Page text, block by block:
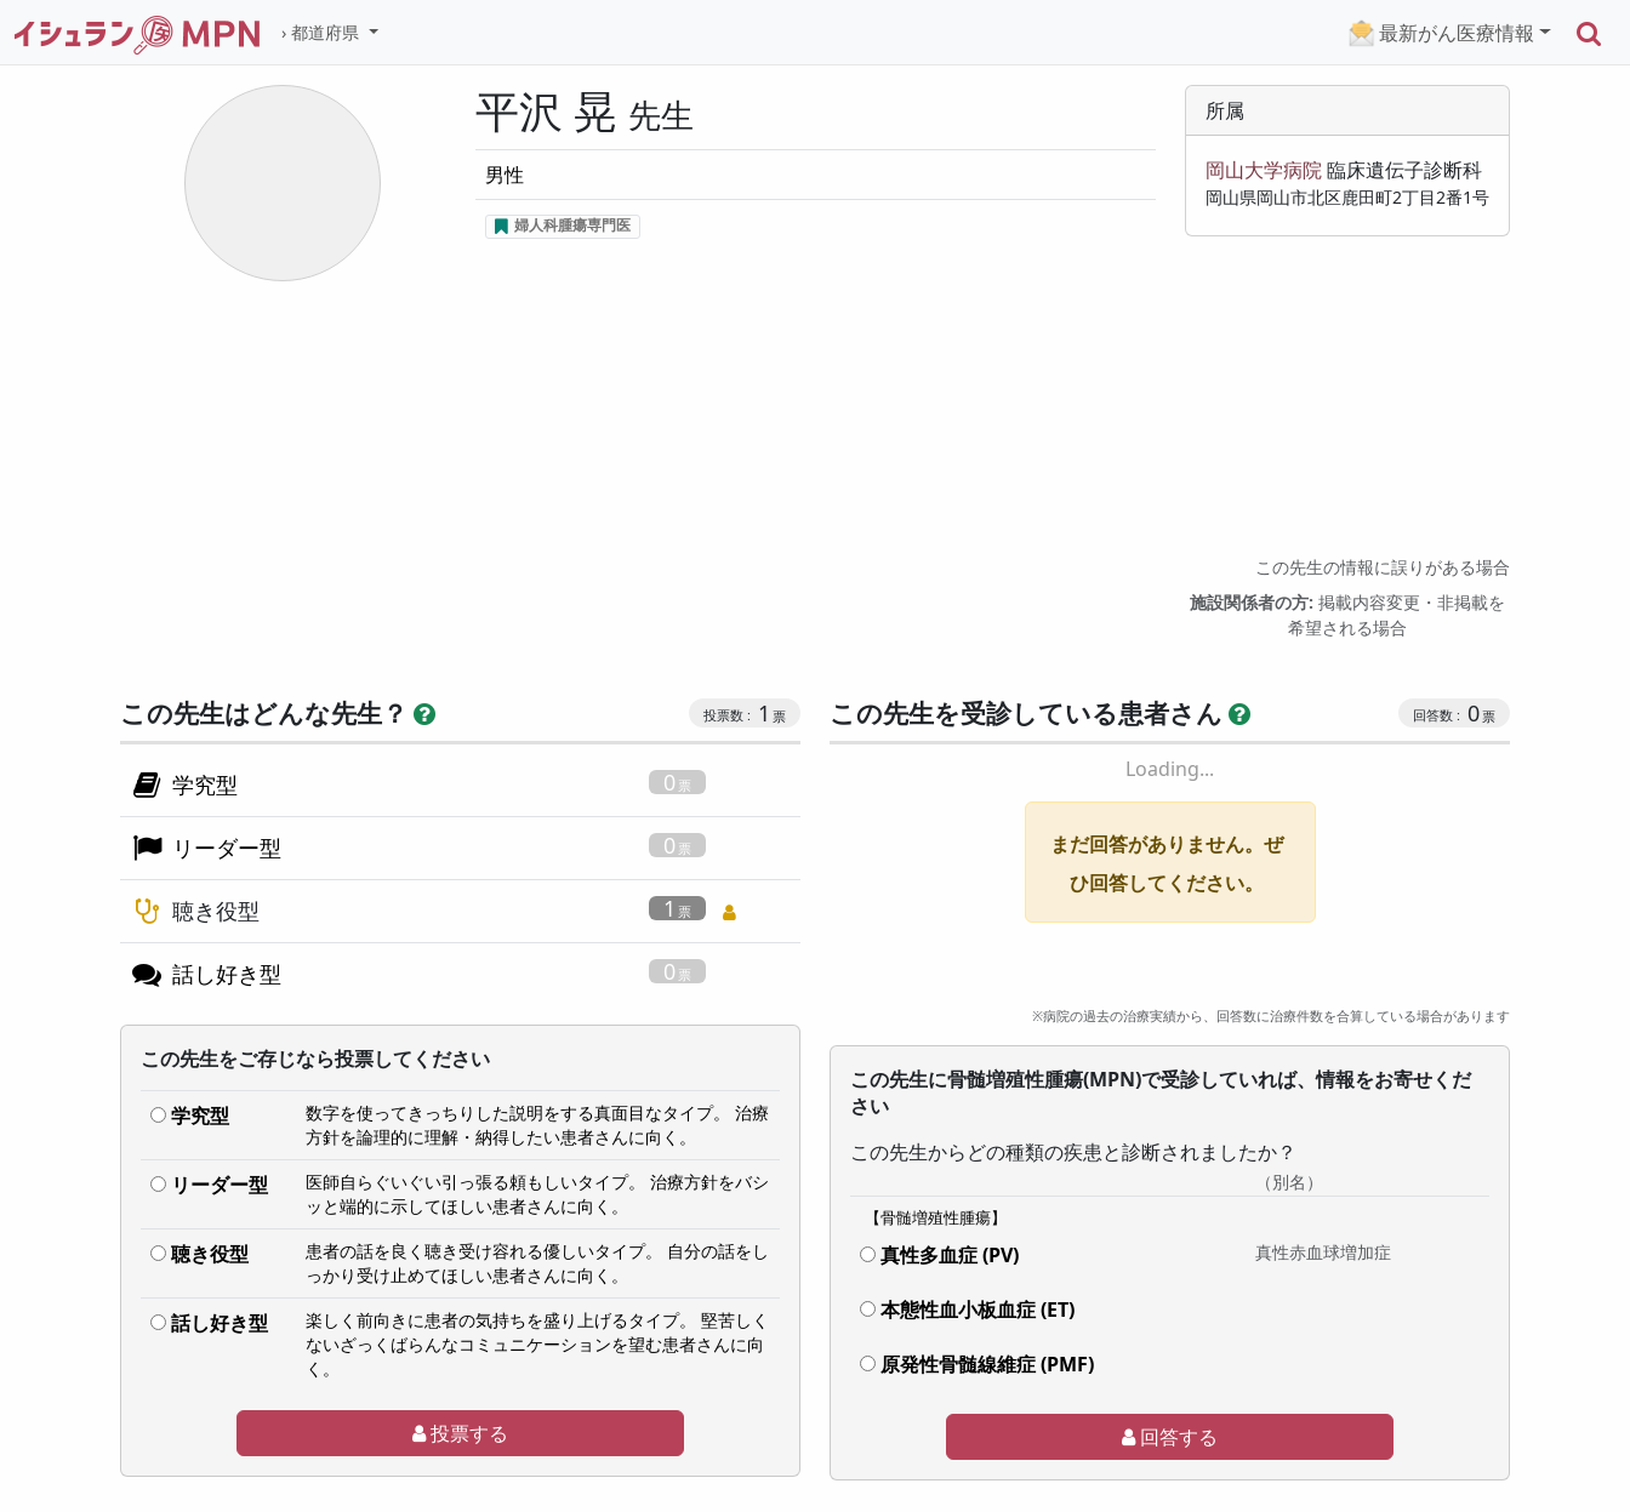
都道府県 最新がん医療情報
平沢 晃 先生
男性
婦人科腫瘍専門医
所属
岡山大学病院 臨床遺伝子診断科
岡山県岡山市北区鹿田町2丁目2番1号
この先生の情報に誤りがある場合
施設関係者の方: 掲載内容変更・非掲載を
希望される場合
この先生はどんな先生？ 1
学究型 0
リーダー型 0
聴き役型 1
話し好き型 0
この先生をご存じなら投票してください
学究型
数字を使ってきっちりした説明をする真面目なタイプ。 治療
方針を論理的に理解・納得したい患者さんに向く。
リーダー型
医師自らぐいぐい引っ張る頼もしいタイプ。 治療方針をバシ
ッと端的に示してほしい患者さんに向く。
聴き役型
患者の話を良く聴き受け容れる優しいタイプ。 自分の話をし
っかり受け止めてほしい患者さんに向く。
話し好き型
楽しく前向きに患者の気持ちを盛り上げるタイプ。 堅苦しく
ないざっくばらんなコミュニケーションを望む患者さんに向
く。
投票する
この先生を受診している患者さん 0
Loading...
※病院の過去の治療実績から、回答数に治療件数を合算している場合があります
まだ回答がありません。ぜ
ひ回答してください。
この先生に骨髄増殖性腫瘍(MPN)で受診していれば、情報をお寄せくだ
さい
この先生からどの種類の疾患と診断されましたか？
（別名）
【骨髄増殖性腫瘍】
真性多血症 (PV) 真性赤血球増加症
本態性血小板血症 (ET)
原発性骨髄線維症 (PMF)
回答する